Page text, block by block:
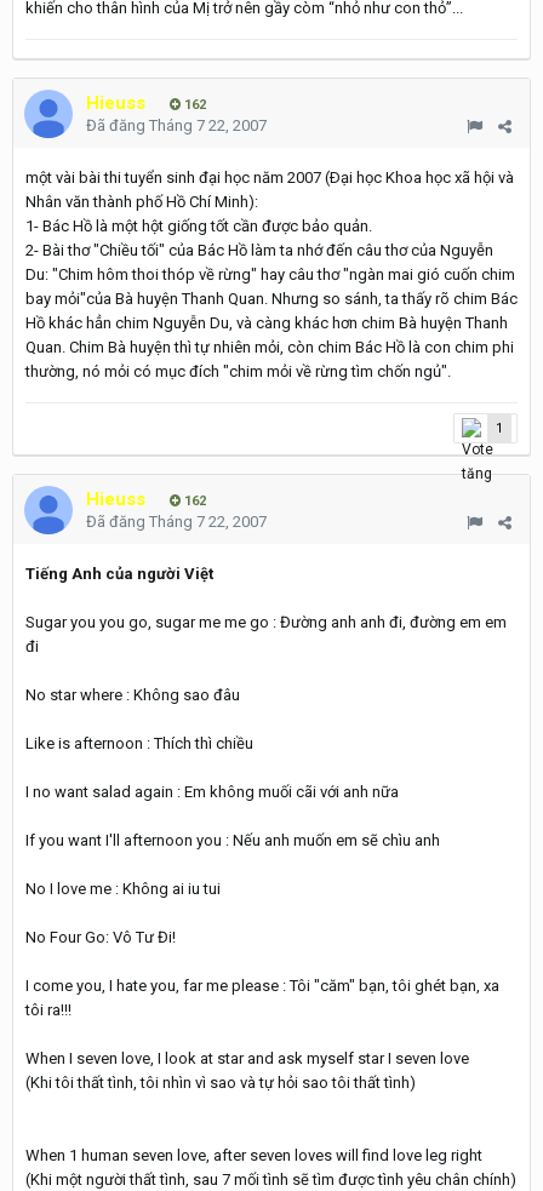
khiến cho thân hình của Mị trở nên gầy còm “nhỏ như con thỏ”...
Hieuss 162
Đã đăng Tháng 7 22, 2007
một vài bài thi tuyển sinh đại học năm 2007 (Ðại học Khoa học xã hội và
Nhân văn thành phố Hồ Chí Minh):
1- Bác Hồ là một hột giống tốt cần được bảo quản.
2- Bài thơ "Chiều tối" của Bác Hồ làm ta nhớ đến câu thơ của Nguyễn
Du: "Chim hôm thoi thóp về rừng" hay câu thơ "ngàn mai gió cuốn chim
bay mỏi"của Bà huyện Thanh Quan. Nhưng so sánh, ta thấy rõ chim Bác
Hồ khác hẳn chim Nguyễn Du, và càng khác hơn chim Bà huyện Thanh
Quan. Chim Bà huyện thì tự nhiên mỏi, còn chim Bác Hồ là con chim phi
thường, nó mỏi có mục đích "chim mỏi về rừng tìm chốn ngủ".
1
Hieuss 162
Đã đăng Tháng 7 22, 2007
Tiếng Anh của người Việt
Sugar you you go, sugar me me go : Đường anh anh đi, đường em em
đi
No star where : Không sao đâu
Like is afternoon : Thích thì chiều
I no want salad again : Em không muối cãi với anh nữa
If you want I'll afternoon you : Nếu anh muốn em sẽ chìu anh
No I love me : Không ai iu tui
No Four Go: Vô Tư Đi!
I come you, I hate you, far me please : Tôi "căm" bạn, tôi ghét bạn, xa
tôi ra!!!
When I seven love, I look at star and ask myself star I seven love
(Khi tôi thất tình, tôi nhìn vì sao và tự hỏi sao tôi thất tình)
When 1 human seven love, after seven loves will find love leg right
(Khi một người thất tình, sau 7 mối tình sẽ tìm được tình yêu chân chính)